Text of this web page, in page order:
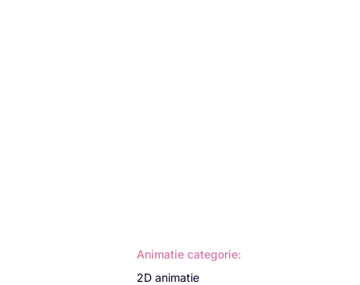
Animatie categorie:
2D animatie